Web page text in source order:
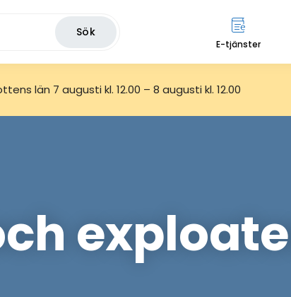
Sök
E-tjänster
län 7 augusti kl. 12.00 – 8 augusti kl. 12.00